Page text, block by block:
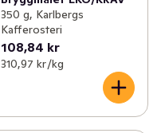
350 g, Karlbergs
Kafferosteri
108,84 kr
310,97 kr /kg